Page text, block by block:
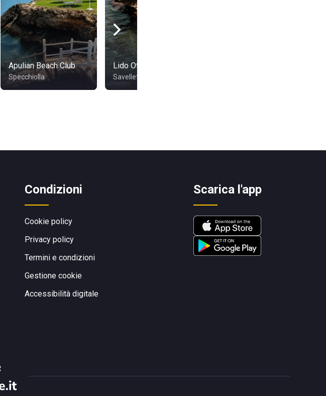
Apulian Beach Club
Specchiolla
Lido Ottagono
Savelletri
Condizioni
Cookie policy
Privacy policy
Termini e condizioni
Gestione cookie
Accessibilità digitale
Scarica l'app